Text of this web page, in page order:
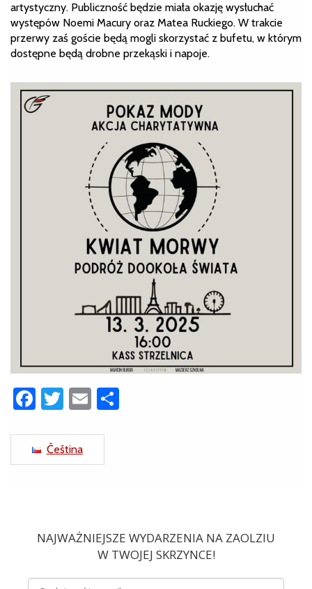
artystyczny. Publiczność będzie miała okazję wysłuchać
występów Noemi Macury oraz Matea Ruckiego. W trakcie
przerwy zaś goście będą mogli skorzystać z bufetu, w którym
dostępne będą drobne przekąski i napoje.
Facebook
Twitter
Email
Čeština
NAJWAŻNIEJSZE WYDARZENIA NA ZAOLZIU
W TWOJEJ SKRZYNCE!